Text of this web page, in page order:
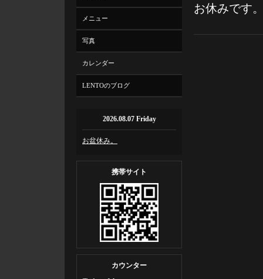
お休みです
メニュー
写真
カレンダー
LENTOのブログ
2026.08.07 Friday
お盆休み。
携帯サイト
カウンター